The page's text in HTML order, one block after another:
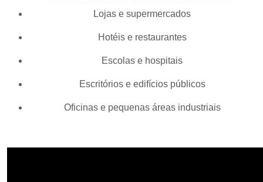
Lojas e supermercados
Hotéis e restaurantes
Escolas e hospitais
Escritórios e edifícios públicos
Oficinas e pequenas áreas industriais